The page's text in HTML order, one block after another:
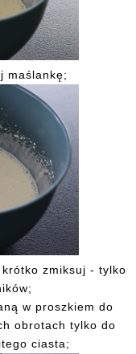
maślankę;
zmiksuj - tylko
w proszkiem do
obrotach tylko do
ciasta;